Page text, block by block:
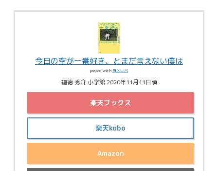
今日の空が一番好き、とまだ言えない僕は
posted with ヨメレバ
福徳 秀介 小学館 2020年11月11日頃
楽天ブックス
楽天kobo
Amazon